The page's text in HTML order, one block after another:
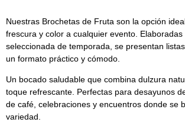
Nuestras Brochetas de Fruta son la opción
frescura y color a cualquier evento. Elaboradas
seleccionada de temporada, se presentan
un formato práctico y cómodo.
Un bocado saludable que combina dulzura
toque refrescante. Perfectas para desayunos
de café, celebraciones y encuentros donde se
variedad.